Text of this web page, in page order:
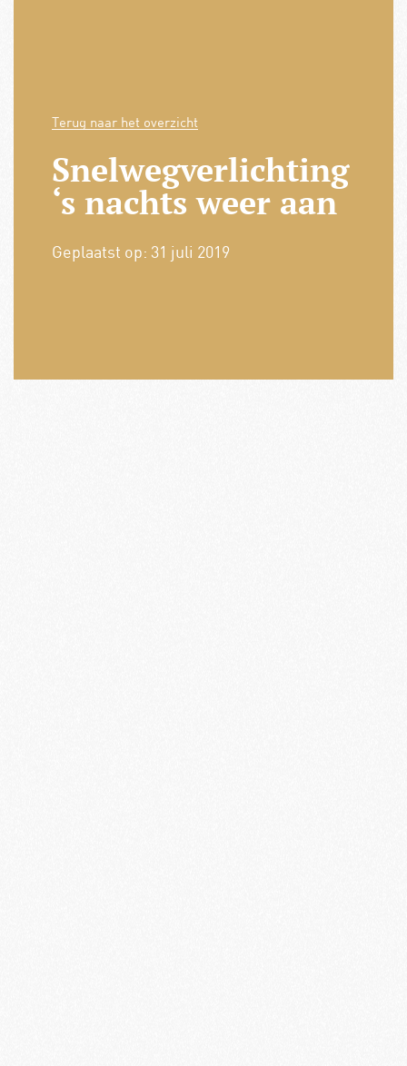
Terug naar het overzicht
Snelwegverlichting
‘s nachts weer aan
Geplaatst op: 31 juli 2019